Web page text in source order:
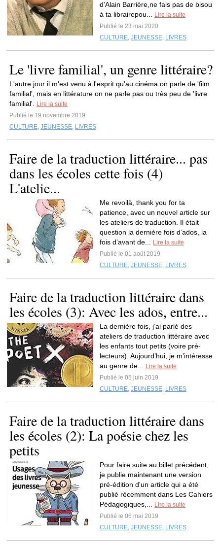
d'Alain Barrière,ne fais pas de bisou
à ta librairepou...
Lire la suite
Publié le 23 mai 2020
CULTURE, JEUNESSE, LIVRES
Le 'livre familial', un genre littéraire?
L'autre jour il m'est venu à l'esprit qu'au cinéma on parle de 'film
familial', mais en littérature on ne parle pas ou très peu de 'livre
familial'.
Lire la suite
Publié le 19 novembre 2019
CULTURE, JEUNESSE, LIVRES
Faire de la traduction littéraire... pas
dans les écoles cette fois (4)
L'atelie...
Me revoilà, thank you for ta
patience, avec un nouvel article sur
les ateliers de traduction. Il était
question la dernière fois d’ados, la
fois d’avant de...
Lire la suite
Publié le 01 août 2019
CULTURE, JEUNESSE, LIVRES
Faire de la traduction littéraire dans
les écoles (3): Avec les ados, entre...
La dernière fois, j’ai parlé des
ateliers de traduction littéraire avec
les enfants tout petits (voire pré-
lecteurs). Aujourd’hui, je m’intéresse
au genre de...
Lire la suite
Publié le 05 juin 2019
CULTURE, JEUNESSE, LIVRES
Faire de la traduction littéraire dans
les écoles (2): La poésie chez les
petits
Pour faire suite au billet précédent,
je publie maintenant une version
pré-édition d'un article qui a été
publié récemment dans Les Cahiers
Pédagogiques,...
Lire la suite
Publié le 06 mai 2019
CULTURE, JEUNESSE, LIVRES